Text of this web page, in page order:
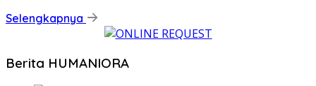
Selengkapnya
Berita HUMANIORA